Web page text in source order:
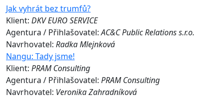
Jak vyhrát bez trumfů?
Klient: DKV EURO SERVICE
Agentura / Přihlašovatel:AC&C Public Relations s.r.o.
Navrhovatel: Radka Mlejnková
Nangu: Tady jsme!
Klient: PRAM Consulting
Agentura / Přihlašovatel: PRAM Consulting
Navrhovatel: Veronika Zahradníková